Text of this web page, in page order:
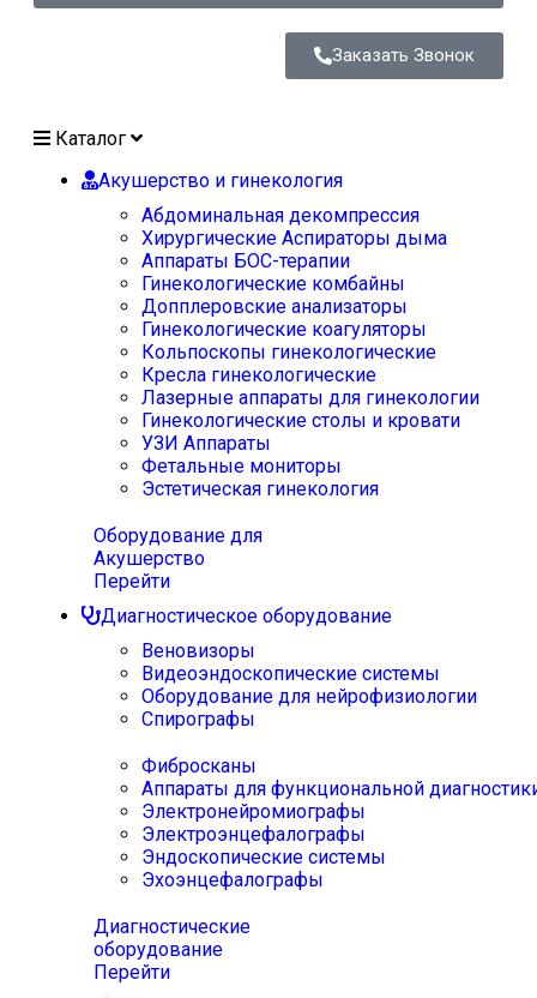
Заказать Звонок
Каталог
Акушерство и гинекология
Абдоминальная декомпрессия
Хирургические Аспираторы дыма
Аппараты БОС-терапии
Гинекологические комбайны
Допплеровские анализаторы
Гинекологические коагуляторы
Кольпоскопы гинекологические
Кресла гинекологические
Лазерные аппараты для гинекологии
Гинекологические столы и кровати
УЗИ Аппараты
Фетальные мониторы
Эстетическая гинекология
Оборудование для
Акушерство
Перейти
Диагностическое оборудование
Веновизоры
Видеоэндоскопические системы
Оборудование для нейрофизиологии
Спирографы
Фибросканы
Аппараты для функциональной
Электронейромиографы
Электроэнцефалографы
Эндоскопические системы
Эхоэнцефалографы
Диагностические
оборудование
Перейти